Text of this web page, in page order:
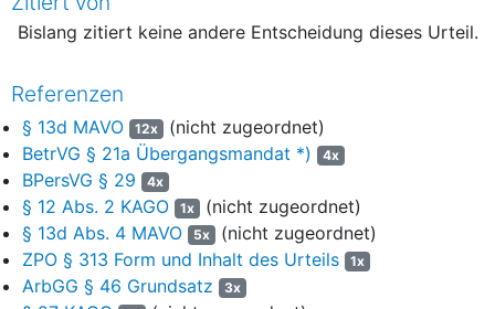
Anteilsveräußerung an die zur ...-Gruppe gehörenden ...-
Mitarbeiterversammlung zur Information hierüber einberufen.
Informationen zum „share deal“ und zum Gesellschafterwechsel
sind auch in Rundschreiben des bisherigen Gesellschafters der
Beklagten, des Vereins C. e.V., vom 07.04.2022 an
Gesamtmitarbeitervertretung und Wirtschaftsausschuss (vgl.
Anlage B 2 zur Klageerwiderung vom 19.05.2022) bzw. an die
Mitarbeiterinnen und Mitarbeiter der Beklagten (vgl. Anlage B 3
zur Klageerwiderung) enthalten.
(7) Mit Schreiben an die Klägerin und deren jetzigen
Bislang zitiert keine andere Entscheidung dieses Urteil.
Referenzen
§ 13d MAVO 12x (nicht zugeordnet)
BetrVG § 21a Übergangsmandat *)
4x
BPersVG § 29 4x
§ 12 Abs. 2 KAGO 1x (nicht zugeordnet)
§ 13d Abs. 4 MAVO
5x (nicht zugeordnet)
ZPO § 313 Form und Inhalt des Urteils
1x
ArbGG § 46 Grundsatz 3x